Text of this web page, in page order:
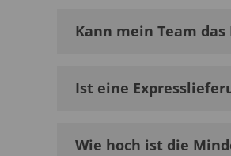
Kann mein Team
Ist eine
Wie hoch ist die